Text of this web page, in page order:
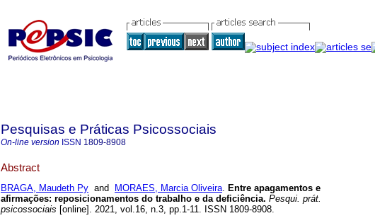
Pesquisas e Práticas Psicossociais
On-line version ISSN 1809-8908
Abstract
BRAGA, Maudeth Py and MORAES, Marcia Oliveira. Entre apagamentos e
afirmações: reposicionamentos do trabalho e da deficiência. Pesqui. prát.
psicossociais [online]. 2021, vol.16, n.3, pp.1-11. ISSN 1809-8908.